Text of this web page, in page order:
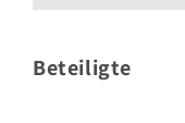
Beteiligte